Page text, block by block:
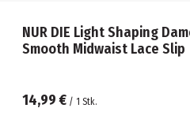
NUR DIE Light Shaping
Smooth Midwaist Lace Slip
14,99 €/ 1 Stk.